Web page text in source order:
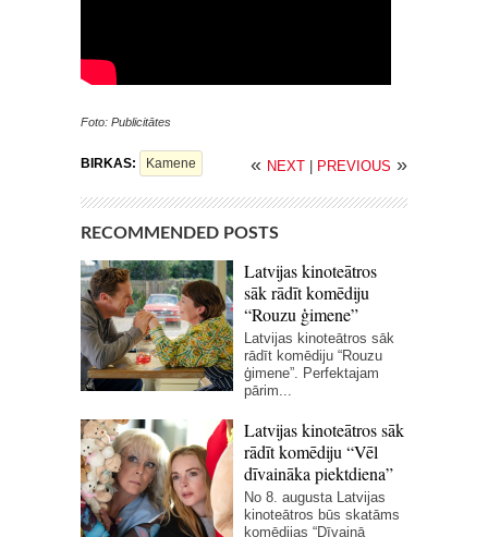
Foto: Publicitātes
BIRKAS: Kamene « NEXT PREVIOUS »
RECOMMENDED POSTS
Latvijas kinoteātros
sāk rādīt komēdiju
“Rouzu ģimene”
Latvijas kinoteātros sāk
rādīt komēdiju “Rouzu
ģimene”. Perfektajam
pārim...
Latvijas kinoteātros sāk
rādīt komēdiju “Vēl
dīvaināka piektdiena”
No 8. augusta Latvijas
kinoteātros būs skatāms
komēdijas “Dīvainā